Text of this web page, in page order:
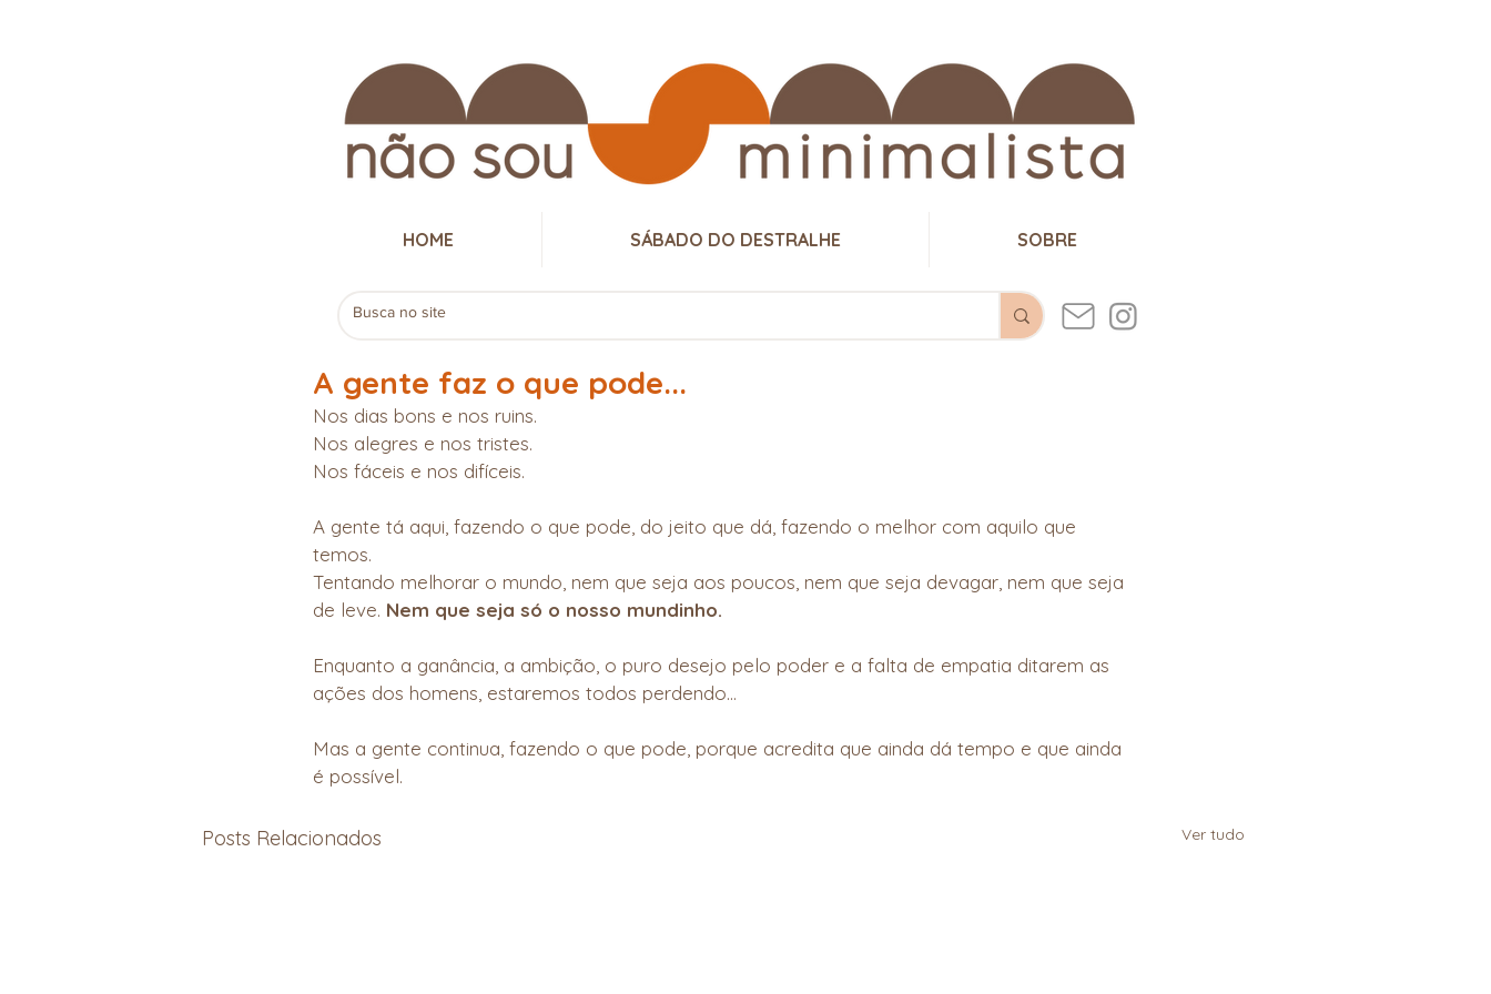
HOME SÁBADO DO DESTRALHE SOBRE
A gente faz o que pode...
Nos dias bons e nos ruins.
Nos alegres e nos tristes.
Nos fáceis e nos difíceis.
A gente tá aqui, fazendo o que pode, do jeito que dá, fazendo o melhor com aquilo que
temos.
Tentando melhorar o mundo, nem que seja aos poucos, nem que seja devagar, nem que seja
de leve. Nem que seja só o nosso mundinho.
Enquanto a ganância, a ambição, o puro desejo pelo poder e a falta de empatia ditarem as
ações dos homens, estaremos todos perdendo...
Mas a gente continua, fazendo o que pode, porque acredita que ainda dá tempo e que ainda
é possível.
Posts Relacionados Ver tudo